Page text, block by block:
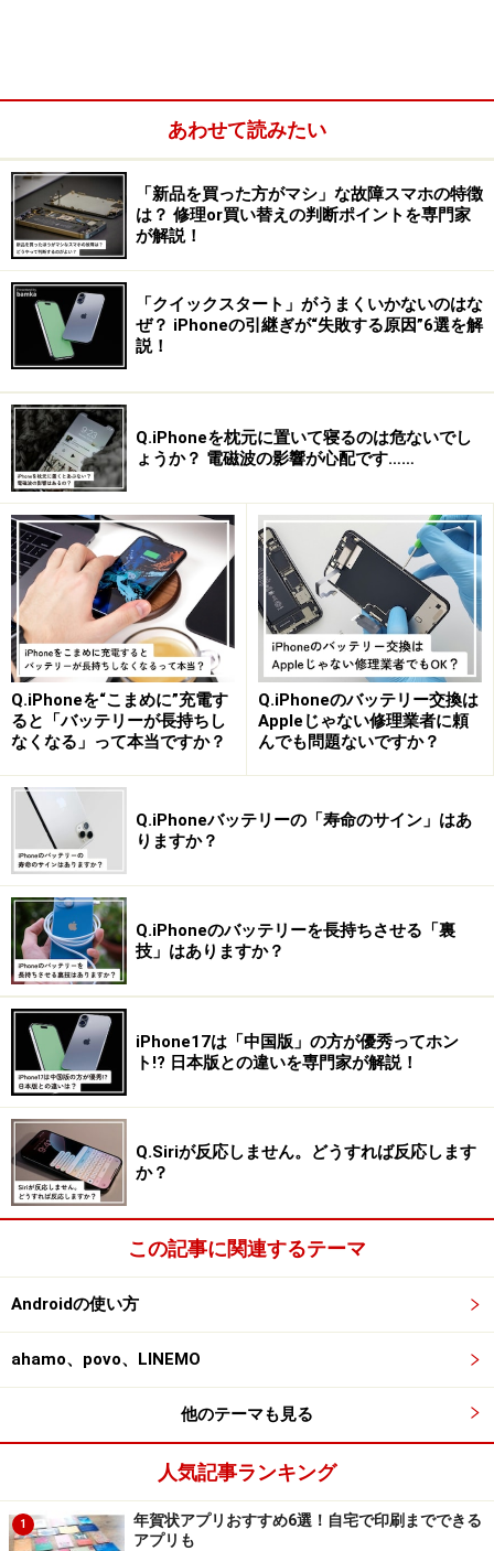
※記事内容は執筆時点のものです。最新の内容をご確認くださ
い。
※機種やOSのバージョンによって画面表示、操作方法が異なる可
能性があります。
1/
あわせて読みたい
「新品を買った方がマシ」な故障スマホの特徴
は？ 修理or買い替えの判断ポイントを専門家
が解説！
「クイックスタート」がうまくいかないのはな
ぜ？ iPhoneの引継ぎが“失敗する原因”6選を解
説！
Q.iPhoneを枕元に置いて寝るのは危ないでし
ょうか？ 電磁波の影響が心配です……
Q.iPhoneを“こまめに”充電す
ると「バッテリーが長持ちし
なくなる」って本当ですか？
Q.iPhoneのバッテリー交換は
Appleじゃない修理業者に頼
んでも問題ないですか？
Q.iPhoneバッテリーの「寿命のサイン」はあ
りますか？
Q.iPhoneのバッテリーを長持ちさせる「裏
技」はありますか？
iPhone17は「中国版」の方が優秀ってホン
ト!? 日本版との違いを専門家が解説！
Q.Siriが反応しません。どうすれば反応します
か？
この記事に関連するテーマ
Androidの使い方
ahamo、povo、LINEMO
他のテーマも見る
人気記事ランキング
1
年賀状アプリおすすめ6選！自宅で印刷までできる
アプリも